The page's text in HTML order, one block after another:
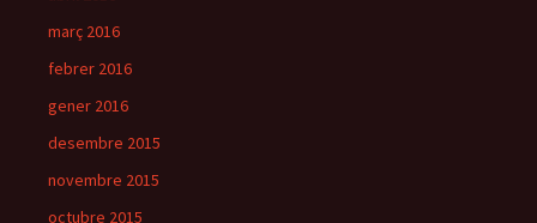
març 2016
febrer 2016
gener 2016
desembre 2015
novembre 2015
octubre 2015